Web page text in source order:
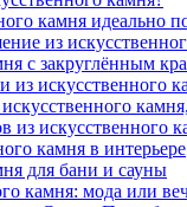
камня идеально
из
с закруглённым
искусственного
из искусственного
камня в интерьере
для бани и сауны
камня: мода или